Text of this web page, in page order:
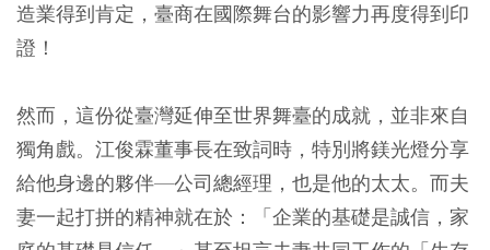
造業得到肯定，臺商在國際舞台的影響力再度得到印
證！
然而，這份從臺灣延伸至世界舞臺的成就，並非來自
獨角戲。江俊霖董事長在致詞時，特別將鎂光燈分享
給他身邊的夥伴—公司總經理，也是他的太太。而夫
妻一起打拼的精神就在於：「企業的基礎是誠信，家